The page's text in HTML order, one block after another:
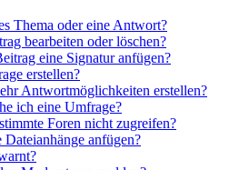
Thema oder eine Antwort?
bearbeiten oder löschen?
eine Signatur anfügen?
erstellen?
Antwortmöglichkeiten erstellen?
ich eine Umfrage?
Foren nicht zugreifen?
anfügen?